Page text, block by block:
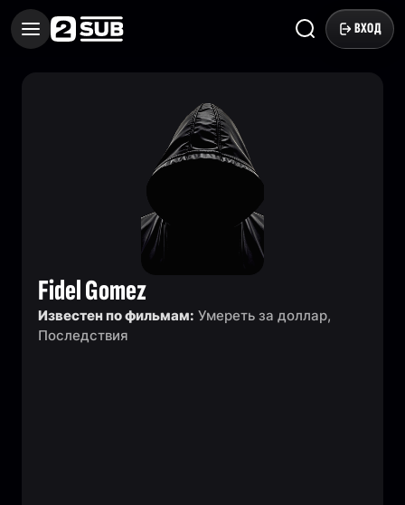
ВХОД
Fidel Gomez
Известен по фильмам: Умереть за доллар,
Последствия